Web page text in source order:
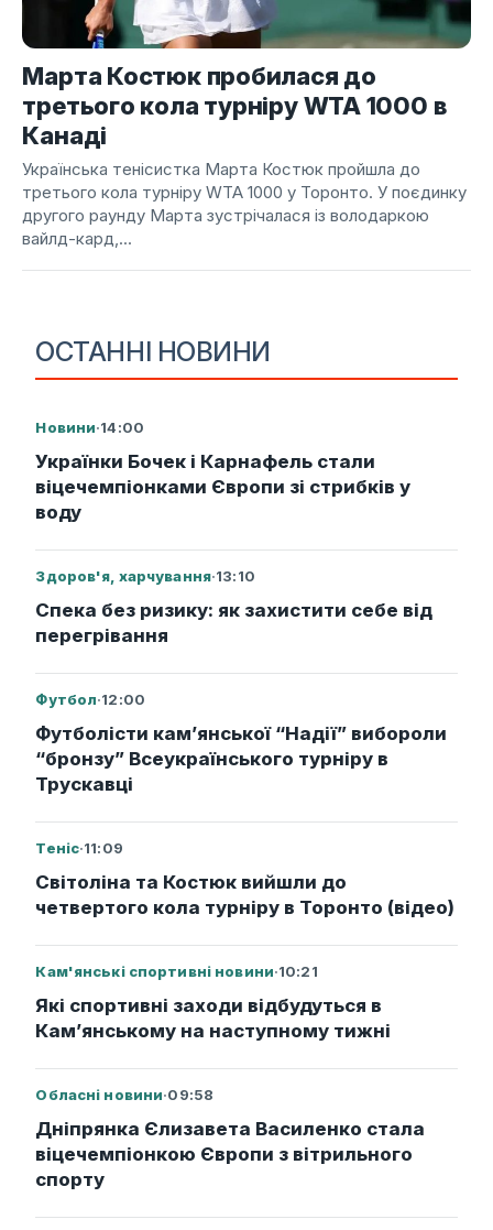
ОСТАННІ НОВИНИ
Новини·14:00
Українки Бочек і Карнафель стали
віцечемпіонками Європи зі стрибків у
воду
Здоров'я, харчування·13:10
Спека без ризику: як захистити себе від
перегрівання
Футбол·12:00
Футболісти кам’янської “Надії” вибороли
“бронзу” Всеукраїнського турніру в
Трускавці
Теніс·11:09
Світоліна та Костюк вийшли до
четвертого кола турніру в Торонто (відео)
Кам'янські спортивні новини·10:21
Які спортивні заходи відбудуться в
Кам’янському на наступному тижні
Обласні новини·09:58
Дніпрянка Єлизавета Василенко стала
віцечемпіонкою Європи з вітрильного
спорту
Марта Костюк пробилася до
третього кола турніру WTA 1000 в
Канаді
Українська тенісистка Марта Костюк пройшла до
третього кола турніру WTA 1000 у Торонто. У поєдинку
другого раунду Марта зустрічалася із володаркою
вайлд-кард,...